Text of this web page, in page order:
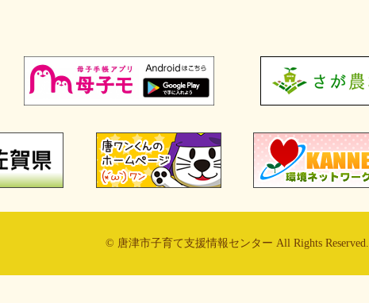
© 唐津市子育て支援情報センター All Rights Reserved.